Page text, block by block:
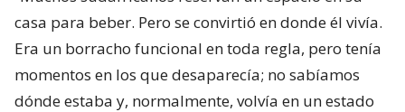
casa para beber. Pero se convirtió en donde él vivía.
Era un borracho funcional en toda regla, pero tenía
momentos en los que desaparecía; no sabíamos
dónde estaba y, normalmente, volvía en un estado